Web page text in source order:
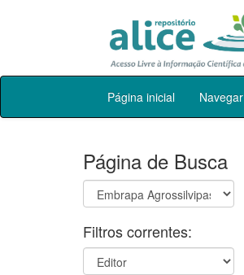
Skip
Página inicial Navegar
Página de Busca
Filtros correntes: